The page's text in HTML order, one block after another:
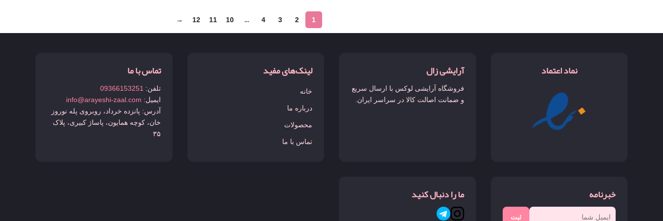
مارلی گالوی
1
2
3
4
…
10
11
12
→
نماد اعتماد آرایشی زال
فروشگاه آرایشی لوکس با ارسال سریع
و ضمانت اصالت کالا در سراسر ایران.
لینک‌های مفید
خانه
درباره ما
محصولات
تماس با ما
تماس با ما
تلفن: 09366153251
ایمیل: info@arayeshi-zaal.com
آدرس: پانزده خرداد، روبروی پله نوروز
خان، کوچه همایون، پاساژ کبیری، پلاک
۳۵
خبرنامه
ثبت
ما را دنبال کنید